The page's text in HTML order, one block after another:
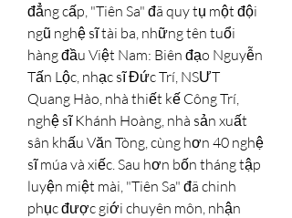
đẳng cấp, "Tiên Sa" đã quy tụ một đội
ngũ nghệ sĩ tài ba, những tên tuổi
hàng đầu Việt Nam: Biên đạo Nguyễn
Tấn Lộc, nhạc sĩ Đức Trí, NSƯT
Quang Hào, nhà thiết kế Công Trí,
nghệ sĩ Khánh Hoàng, nhà sản xuất
sân khấu Văn Tòng, cùng hơn 40 nghệ
sĩ múa và xiếc. Sau hơn bốn tháng tập
luyện miệt mài, "Tiên Sa" đã chinh
phục được giới chuyên môn, nhận